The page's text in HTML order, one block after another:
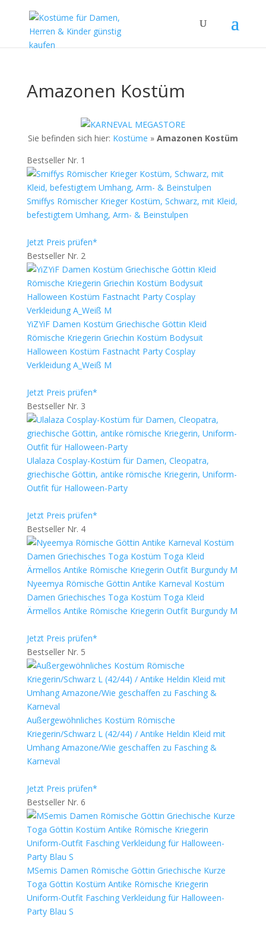
Amazonen Kostüm
Sie befinden sich hier: Kostüme » Amazonen Kostüm
Bestseller Nr. 1
Smiffys Römischer Krieger Kostüm, Schwarz, mit Kleid,
befestigtem Umhang, Arm- & Beinstulpen
Jetzt Preis prüfen*
Bestseller Nr. 2
YiZYiF Damen Kostüm Griechische Göttin Kleid
Römische Kriegerin Griechin Kostüm Bodysuit
Halloween Kostüm Fastnacht Party Cosplay
Verkleidung A_Weiß M
Jetzt Preis prüfen*
Bestseller Nr. 3
Ulalaza Cosplay-Kostüm für Damen, Cleopatra,
griechische Göttin, antike römische Kriegerin, Uniform-
Outfit für Halloween-Party
Jetzt Preis prüfen*
Bestseller Nr. 4
Nyeemya Römische Göttin Antike Karneval Kostüm
Damen Griechisches Toga Kostüm Toga Kleid
Ärmellos Antike Römische Kriegerin Outfit Burgundy M
Jetzt Preis prüfen*
Bestseller Nr. 5
Außergewöhnliches Kostüm Römische
Kriegerin/Schwarz L (42/44) / Antike Heldin Kleid mit
Umhang Amazone/Wie geschaffen zu Fasching &
Karneval
Jetzt Preis prüfen*
Bestseller Nr. 6
MSemis Damen Römische Göttin Griechische Kurze
Toga Göttin Kostüm Antike Römische Kriegerin
Uniform-Outfit Fasching Verkleidung für Halloween-
Party Blau S